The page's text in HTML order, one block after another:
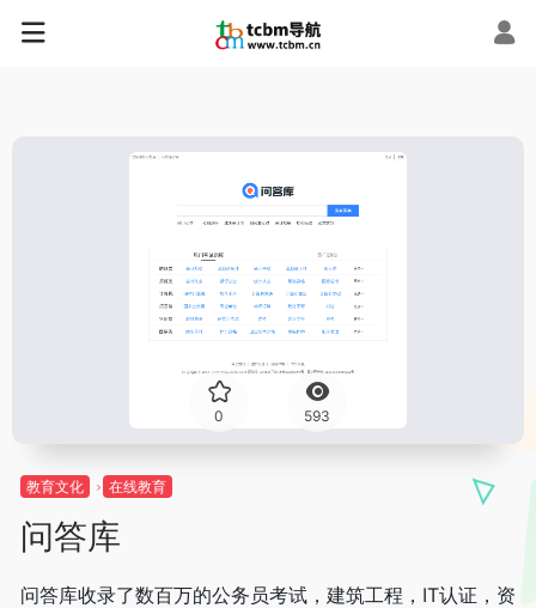
0 593
教育文化 在线教育
问答库
问答库收录了数百万的公务员考试，建筑工程，IT认证，资